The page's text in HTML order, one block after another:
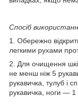
Спосіб
1. Обережно
легкими рухами
2. Для очищення
не менш ніж 5
рукавичка, тулуб і
рукавичка, ноги — 1